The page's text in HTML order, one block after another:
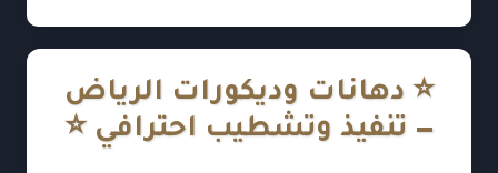
⭐ دهانات وديكورات الرياض
— تنفيذ وتشطيب احترافي ⭐